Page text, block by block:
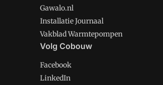
Gawalo.nl
Installatie Journaal
Vakblad Warmtepompen
Volg Cobouw
Facebook
LinkedIn